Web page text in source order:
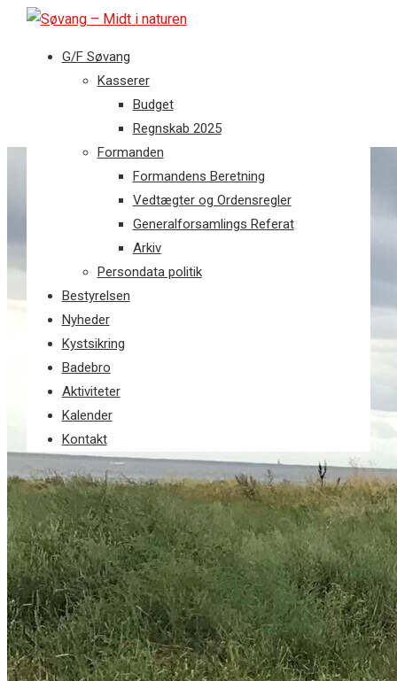
G/F Søvang
Kasserer
Budget
Regnskab 2025
Formanden
Formandens Beretning
Vedtægter og Ordensregler
Generalforsamlings Referat
Arkiv
Persondata politik
Bestyrelsen
Nyheder
Kystsikring
Badebro
Aktiviteter
Kalender
Kontakt